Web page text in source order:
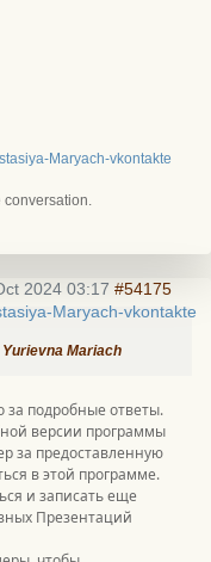
Maryach-vkontakte
2024 03:17 #54175
Maryach-vkontakte
Mariach
за подробные ответы.
версии программы
за предоставленную
в этой программе.
и записать еще
Презентаций